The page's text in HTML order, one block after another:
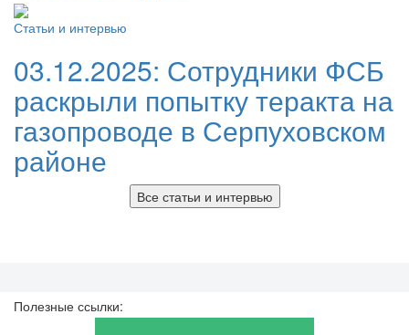
Статьи и интервью
03.12.2025: Сотрудники ФСБ
раскрыли попытку теракта на
газопроводе в Серпуховском
районе
Все статьи и интервью
Полезные ссылки: